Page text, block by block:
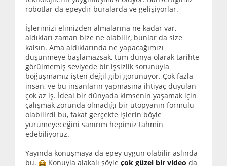
robotlar da epeydir buralarda ve gelişiyorlar.
İşlerimizi elimizden almalarına ne kadar var,
aldıkları zaman bize ne olabilir, bunlar da size
kalsın. Ama aldıklarında ne yapacağımızı
düşünmeye başlamazsak, tüm dünya olarak tarihte
görülmemiş seviyede bir işsizlik sorunuyla
boğuşmamız işten değil gibi görünüyor. Çok fazla
insan, ve bu insanların yapmasına ihtiyaç duyulan
çok az iş. İdeal bir dünyada kimsenin yaşamak için
çalışmak zorunda olmadığı bir ütopyanın formülü
olabilirdi bu, fakat gerçekte işlerin böyle
yürümeyeceğini sanırım hepimiz tahmin
edebiliyoruz.
Yayında konuşmaya da epey uygun olabilir aslında
bu.
Konuyla alakalı şöyle çok güzel bir video da